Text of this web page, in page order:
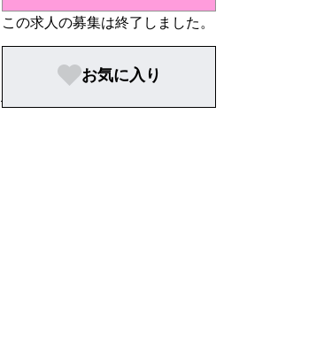
この求人の募集は終了しました。
お気に入り